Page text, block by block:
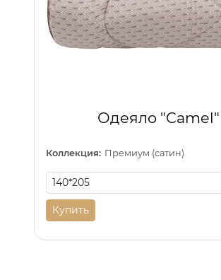
Одеяло "Camel"
Коллекция: Премиум (сатин)
Купить